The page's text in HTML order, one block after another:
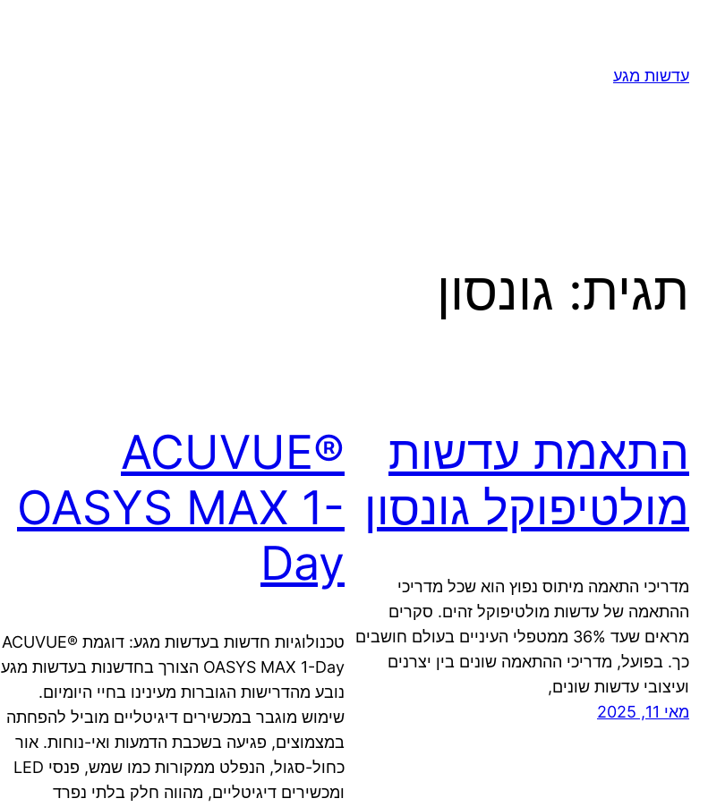
עדשות מגע
תגית: גונסון
התאמת עדשות
מולטיפוקל גונסון
מדריכי התאמה מיתוס נפוץ הוא שכל מדריכי
ההתאמה של עדשות מולטיפוקל זהים. סקרים
מראים שעד 36% ממטפלי העיניים בעולם חושבים
כך. בפועל, מדריכי ההתאמה שונים בין יצרנים
ועיצובי עדשות שונים,
מאי 11, 2025
ACUVUE®
OASYS MAX 1-
Day
טכנולוגיות חדשות בעדשות מגע: דוגמת ACUVUE®
OASYS MAX 1-Day הצורך בחדשנות בעדשות מגע
נובע מהדרישות הגוברות מעינינו בחיי היומיום.
שימוש מוגבר במכשירים דיגיטליים מוביל להפחתה
במצמוצים, פגיעה בשכבת הדמעות ואי-נוחות. אור
כחול-סגול, הנפלט ממקורות כמו שמש, פנסי LED
ומכשירים דיגיטליים, מהווה חלק בלתי נפרד